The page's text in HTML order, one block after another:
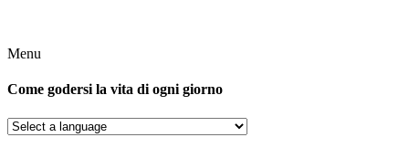
Menu
Come godersi la vita di ogni giorno